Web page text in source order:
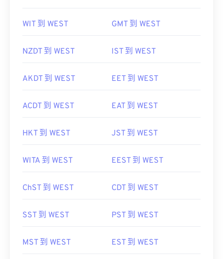
WIT 到 WEST GMT 到 WEST
NZDT 到 WEST IST 到 WEST
AKDT 到 WEST EET 到 WEST
ACDT 到 WEST EAT 到 WEST
HKT 到 WEST JST 到 WEST
WITA 到 WEST EEST 到 WEST
ChST 到 WEST CDT 到 WEST
SST 到 WEST PST 到 WEST
MST 到 WEST EST 到 WEST